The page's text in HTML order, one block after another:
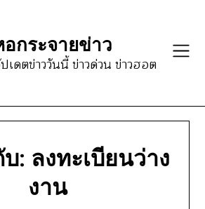
กระจายข่าว
เดตข่าววันนี้ ข่าวด่วน ข่าวฮอต
: ลงทะเบียนว่าง
งาน